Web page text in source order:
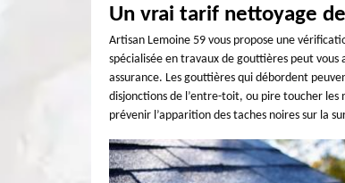
Un vrai tarif nettoyage
Artisan Lemoine 59 vous propose une
spécialisée en travaux de gouttières peut
assurance. Les gouttières qui débordent
disjonctions de l’entre-toit, ou pire toucher
prévenir l’apparition des taches noires sur la